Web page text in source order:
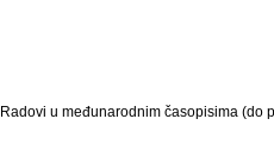
Radovi u međunarodnim časopisima (do